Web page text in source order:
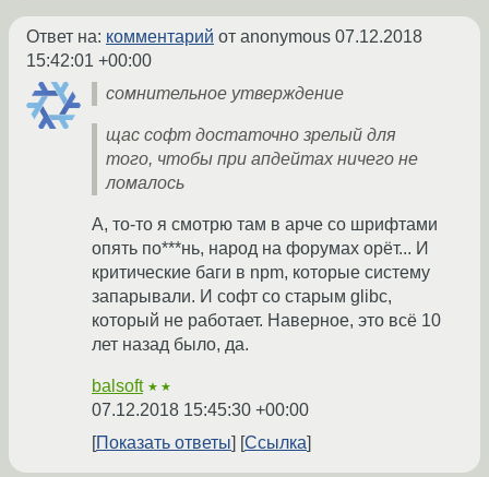
Ответ на: комментарий от anonymous 07.12.2018
15:42:01 +00:00
сомнительное утверждение
щас софт достаточно зрелый для
того, чтобы при апдейтах ничего не
ломалось
А, то-то я смотрю там в арче со шрифтами
опять по***нь, народ на форумах орёт... И
критические баги в npm, которые систему
запарывали. И софт со старым glibc,
который не работает. Наверное, это всё 10
лет назад было, да.
balsoft ★★
07.12.2018 15:45:30 +00:00
Показать ответы
Ссылка